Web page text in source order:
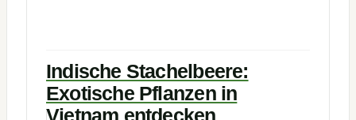
Indische Stachelbeere:
Exotische Pflanzen in
Vietnam entdecken